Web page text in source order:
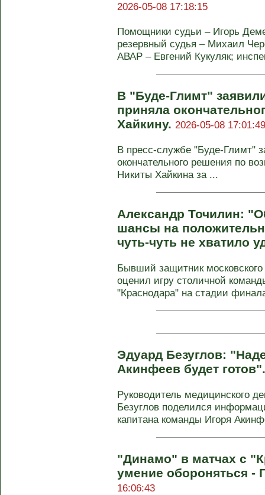
2026-05-08 17:18:15
Помощники судьи – Игорь
резервный судья – Михаил
АВАР – Евгений Кукуляк;
В "Буде‑Глимт"
приняла
Хайкину. 2026-05-08 17:01:49
В пресс‑службе
окончательного решения по
Никиты Хайкина за ...
Александр Точилин:
шансы на
чуть-чуть не хватило
Бывший защитник
оценил игру столичной
"Краснодара" на стадии
Эдуард Безуглов:
Акинфеев будет
Руководитель медицинского
Безуглов поделился
капитана команды Игоря
"Динамо" в матчах с
умение обороняться -
16:06:43